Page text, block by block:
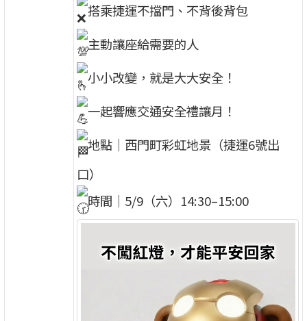
搭乘捷運不擋門、不背後背包
主動讓座給需要的人
小小改變，就是大大安全！
一起響應交通安全禮讓月！
地點｜西門町彩虹地景（捷運6號出
口）
時間｜5/9（六）14:30–15:00